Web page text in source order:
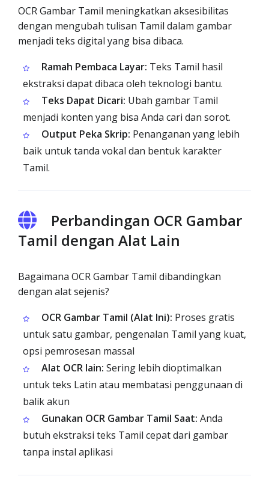
OCR Gambar Tamil meningkatkan aksesibilitas
dengan mengubah tulisan Tamil dalam gambar
menjadi teks digital yang bisa dibaca.
Ramah Pembaca Layar: Teks Tamil hasil
ekstraksi dapat dibaca oleh teknologi bantu.
Teks Dapat Dicari: Ubah gambar Tamil
menjadi konten yang bisa Anda cari dan sorot.
Output Peka Skrip: Penanganan yang lebih
baik untuk tanda vokal dan bentuk karakter
Tamil.
Perbandingan OCR Gambar
Tamil dengan Alat Lain
Bagaimana OCR Gambar Tamil dibandingkan
dengan alat sejenis?
OCR Gambar Tamil (Alat Ini): Proses gratis
untuk satu gambar, pengenalan Tamil yang kuat,
opsi pemrosesan massal
Alat OCR lain: Sering lebih dioptimalkan
untuk teks Latin atau membatasi penggunaan di
balik akun
Gunakan OCR Gambar Tamil Saat: Anda
butuh ekstraksi teks Tamil cepat dari gambar
tanpa instal aplikasi